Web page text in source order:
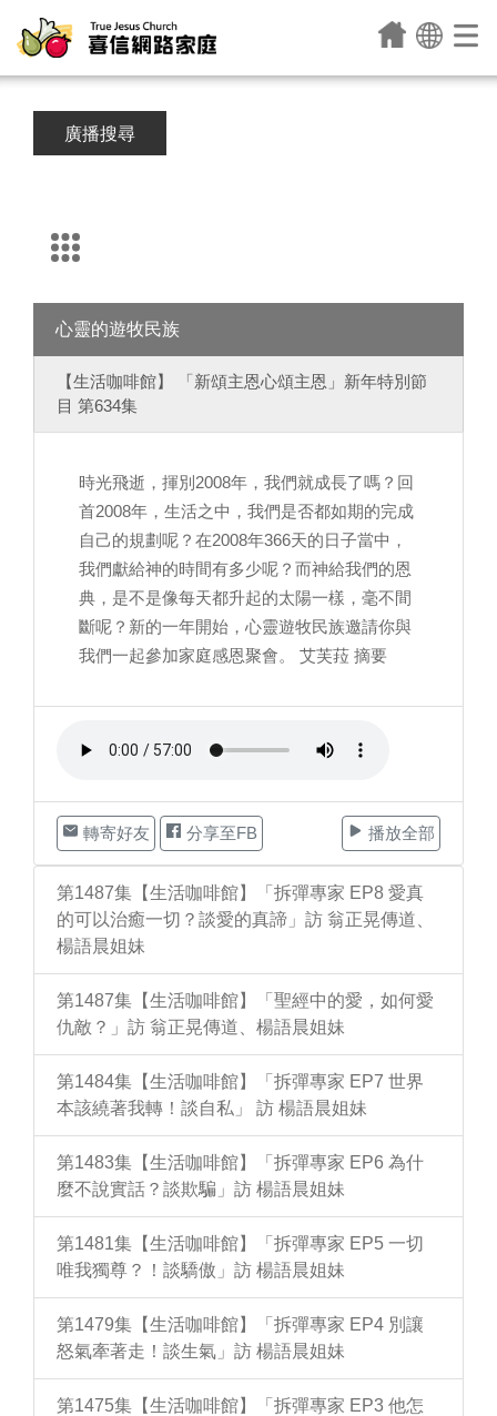
廣播搜尋
心靈的遊牧民族
【生活咖啡館】 「新頌主恩心頌主恩」新年特別節
目 第634集
時光飛逝，揮別2008年，我們就成長了嗎？回
首2008年，生活之中，我們是否都如期的完成
自己的規劃呢？在2008年366天的日子當中，
我們獻給神的時間有多少呢？而神給我們的恩
典，是不是像每天都升起的太陽一樣，毫不間
斷呢？新的一年開始，心靈遊牧民族邀請你與
我們一起參加家庭感恩聚會。 艾芙菈 摘要
轉寄好友 分享至FB 播放全部
第1487集【生活咖啡館】「拆彈專家 EP8 愛真
的可以治癒一切？談愛的真諦」訪 翁正晃傳道、
楊語晨姐妹
第1487集【生活咖啡館】「聖經中的愛，如何愛
仇敵？」訪 翁正晃傳道、楊語晨姐妹
第1484集【生活咖啡館】「拆彈專家 EP7 世界
本該繞著我轉！談自私」 訪 楊語晨姐妹
第1483集【生活咖啡館】「拆彈專家 EP6 為什
麼不說實話？談欺騙」訪 楊語晨姐妹
第1481集【生活咖啡館】「拆彈專家 EP5 一切
唯我獨尊？！談驕傲」訪 楊語晨姐妹
第1479集【生活咖啡館】「拆彈專家 EP4 別讓
怒氣牽著走！談生氣」訪 楊語晨姐妹
第1475集【生活咖啡館】「拆彈專家 EP3 他怎